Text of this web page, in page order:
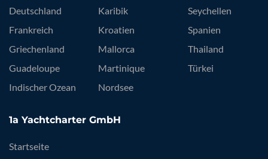
Deutschland
Frankreich
Griechenland
Guadeloupe
Indischer Ozean
Karibik
Kroatien
Mallorca
Martinique
Nordsee
Seychellen
Spanien
Thailand
Türkei
1a Yachtcharter GmbH
Startseite